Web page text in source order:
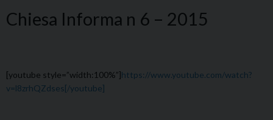
Chiesa Informa n 6 – 2015
[youtube style=”width:100%”]https://www.youtube.com/watch?
v=l8zrhQZdses[/youtube]